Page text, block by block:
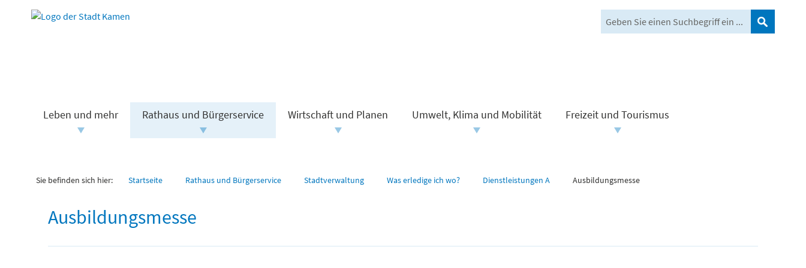
Leben und mehr Rathaus und Bürgerservice Wirtschaft und Planen Umwelt, Klima und Mobilität Freizeit und Tourismus
Sie befinden sich hier: Startseite Rathaus und Bürgerservice Stadtverwaltung Was erledige ich wo? Dienstleistungen A Ausbildungsmesse
Ausbildungsmesse